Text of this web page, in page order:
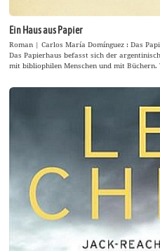
Ein Haus aus Papier
Roman | Carlos María Domínguez : Das
Das Papierhaus befasst sich der
mit bibliophilen Menschen und mit Büchern.